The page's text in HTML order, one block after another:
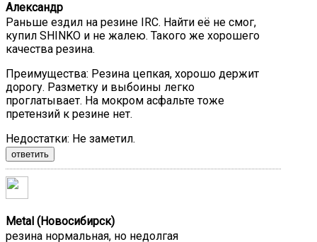
Александр
Раньше ездил на резине IRC. Найти её не смог,
купил SHINKO и не жалею. Такого же хорошего
качества резина.
Преимущества: Резина цепкая, хорошо держит
дорогу. Разметку и выбоины легко
проглатывает. На мокром асфальте тоже
претензий к резине нет.
Недостатки: Не заметил.
ответить
Metal (Новосибирск)
резина нормальная, но недолгая